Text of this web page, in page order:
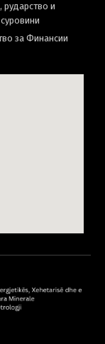
рударство и
за Финансии